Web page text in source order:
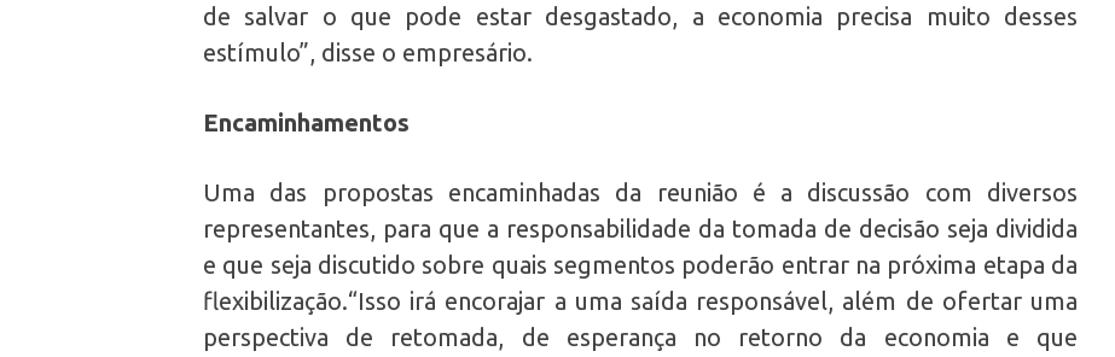
de salvar o que pode estar desgastado, a economia precisa muito desses
estímulo”, disse o empresário.
Encaminhamentos
Uma das propostas encaminhadas da reunião é a discussão com diversos
representantes, para que a responsabilidade da tomada de decisão seja dividida
e que seja discutido sobre quais segmentos poderão entrar na próxima etapa da
flexibilização.“Isso irá encorajar a uma saída responsável, além de ofertar uma
perspectiva de retomada, de esperança no retorno da economia e que